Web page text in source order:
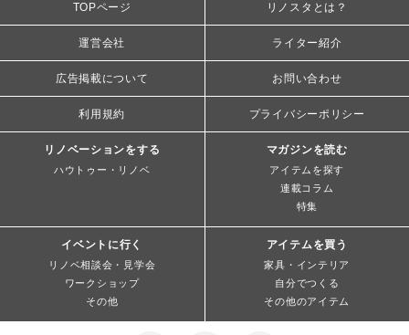
TOPページ リノスタとは？
運営会社 ライター紹介
広告掲載について お問い合わせ
利用規約 プライバシーポリシー
リノベーションをする
ハウトゥー・リノベ
マガジンを読む
アイテムを探す
連載コラム
特集
イベントに行く
リノベ相談会・見学会
ワークショップ
その他
アイテムを買う
家具・インテリア
自分でつくる
その他のアイテム